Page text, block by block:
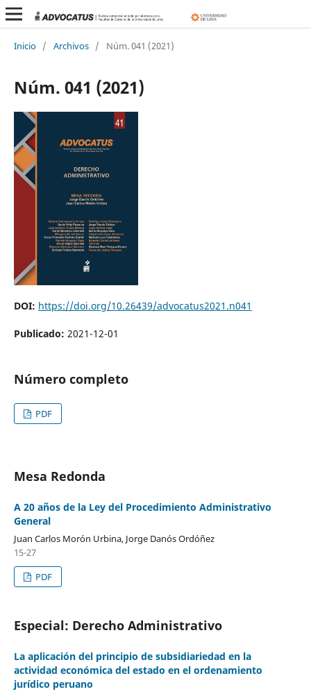
Inicio / Archivos / Núm. 041 (2021)
Núm. 041 (2021)
DOI: https://doi.org/10.26439/advocatus2021.n041
Publicado: 2021-12-01
Número completo
PDF
Mesa Redonda
A 20 años de la Ley del Procedimiento Administrativo
General
Juan Carlos Morón Urbina, Jorge Danós Ordóñez
15-27
PDF
Especial: Derecho Administrativo
La aplicación del principio de subsidiariedad en la
actividad económica del estado en el ordenamiento
jurídico peruano